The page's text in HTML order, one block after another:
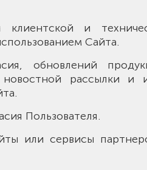
клиентской и
Сайта.
обновлений
рассылки и
Пользователя.
или сервисы